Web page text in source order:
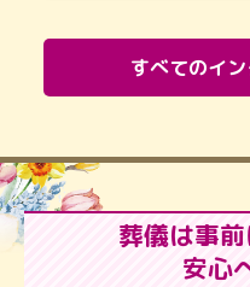
すべてのイ
葬儀は事
安心